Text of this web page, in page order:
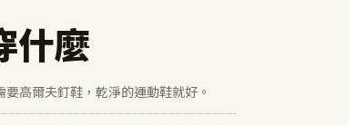
什麼
高爾夫釘鞋，乾淨的運動鞋就好。